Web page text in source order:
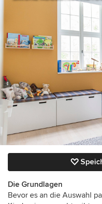
Die Grundlagen
Bevor es an die Auswahl